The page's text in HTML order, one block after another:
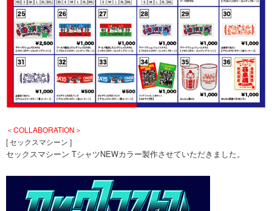
＜COLLABORATION＞
[ セックスマシーン ]
セックスマシーン TシャツNEWカラー製作させていただきました。